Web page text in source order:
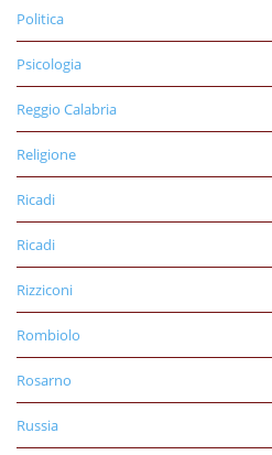
Politica
Psicologia
Reggio Calabria
Religione
Ricadi
Ricadi
Rizziconi
Rombiolo
Rosarno
Russia